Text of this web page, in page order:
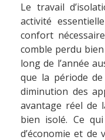
Le travail
activité
confort
comble perdu
long de l’année
que la période
diminution des
avantage réel de
bien isolé. Ce
d’économie et